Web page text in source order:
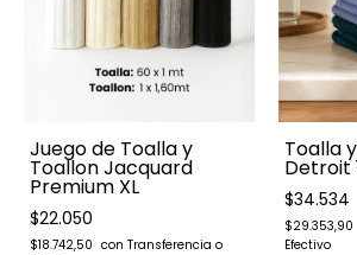
Juego de Toalla y
Toallon Jacquard
Premium XL
$22.050
$18.742,50
Toalla
Detroit
$34.534
$29.353,90